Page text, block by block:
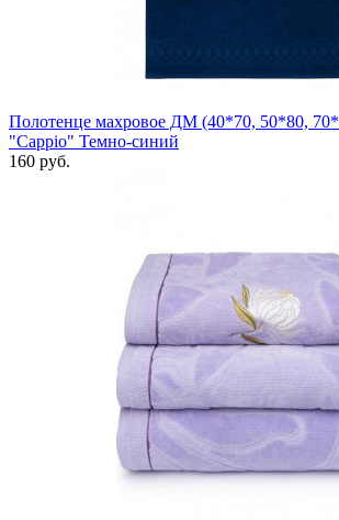
Полотенце махровое ДМ (40*70, 50*80,
"Cappio" Темно-синий
160 руб.